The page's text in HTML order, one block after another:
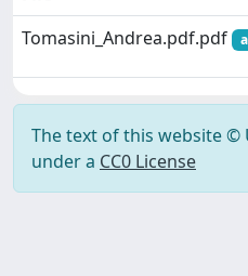
Tomasini_Andrea.pdf.pdf
The text of this website ©
under a CC0 License